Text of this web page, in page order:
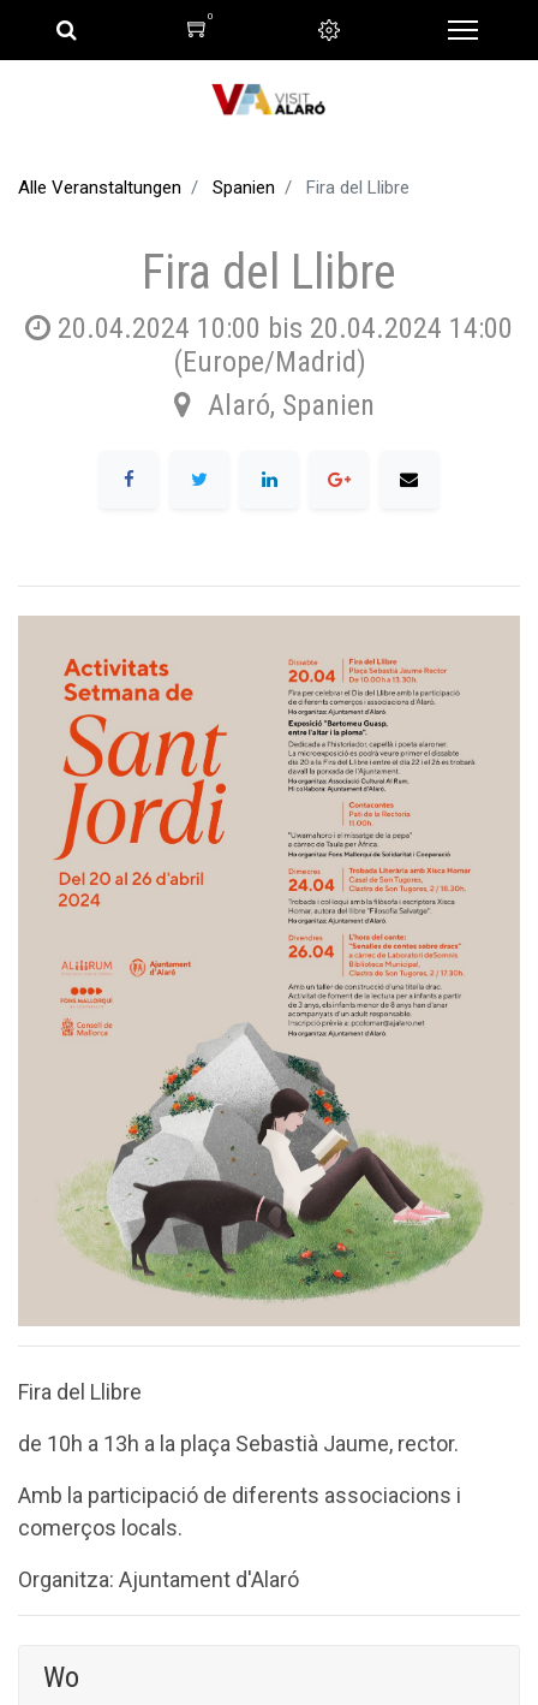
0
Alle Veranstaltungen Spanien Fira del Llibre
Fira del Llibre
20.04.2024 10:00 bis 20.04.2024 14:00
(Europe/Madrid)
Alaró, Spanien
Fira del Llibre
de 10h a 13h a la plaça Sebastià Jaume, rector.
Amb la participació de diferents associacions i
comerços locals.
Organitza: Ajuntament d'Alaró
Wo